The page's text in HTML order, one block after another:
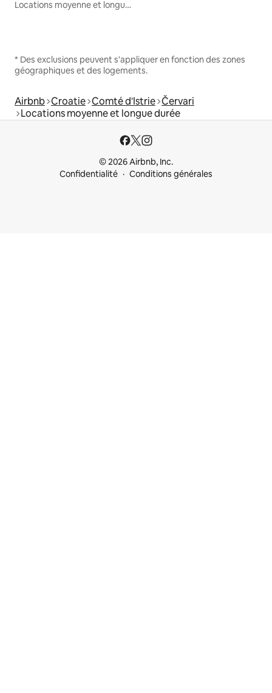
Locations moyenne et longue durée
* Des exclusions peuvent s'appliquer en fonction des zones
géographiques et des logements.
Airbnb Croatie Comté d'Istrie Červari
Locations moyenne et longue durée
© 2026 Airbnb, Inc.
Confidentialité
Conditions générales